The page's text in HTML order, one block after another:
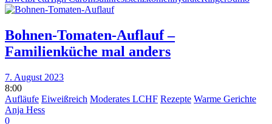
Bohnen-Tomaten-Auflauf –
Familienküche mal anders
7. August 2023
8:00
Aufläufe Eiweißreich Moderates LCHF Rezepte Warme Gerichte
Anja Hess
0